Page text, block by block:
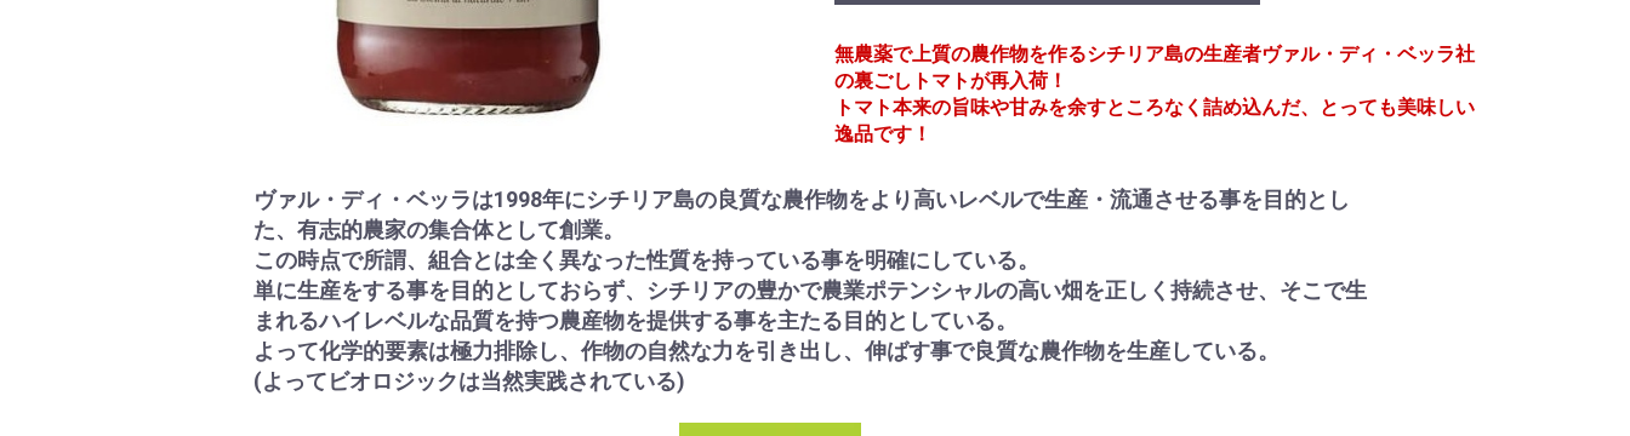
無農薬で上質の農作物を作るシチリア島の生産者ヴァル・ディ・ベッラ社
の裏ごしトマトが再入荷！
トマト本来の旨味や甘みを余すところなく詰め込んだ、とっても美味しい
逸品です！
ヴァル・ディ・ベッラは1998年にシチリア島の良質な農作物をより高いレベルで生産・流通させる事を目的とし
た、有志的農家の集合体として創業。
この時点で所謂、組合とは全く異なった性質を持っている事を明確にしている。
単に生産をする事を目的としておらず、シチリアの豊かで農業ポテンシャルの高い畑を正しく持続させ、そこで生
まれるハイレベルな品質を持つ農産物を提供する事を主たる目的としている。
よって化学的要素は極力排除し、作物の自然な力を引き出し、伸ばす事で良質な農作物を生産している。
(よってビオロジックは当然実践されている)